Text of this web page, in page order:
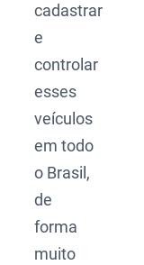
cadastrar
e
controlar
esses
veículos
em todo
o Brasil,
de
forma
muito